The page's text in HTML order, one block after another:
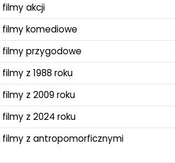
akcji
filmy komediowe
filmy przygodowe
z 1988 roku
z 2009 roku
z 2024 roku
filmy z antropomorficznymi